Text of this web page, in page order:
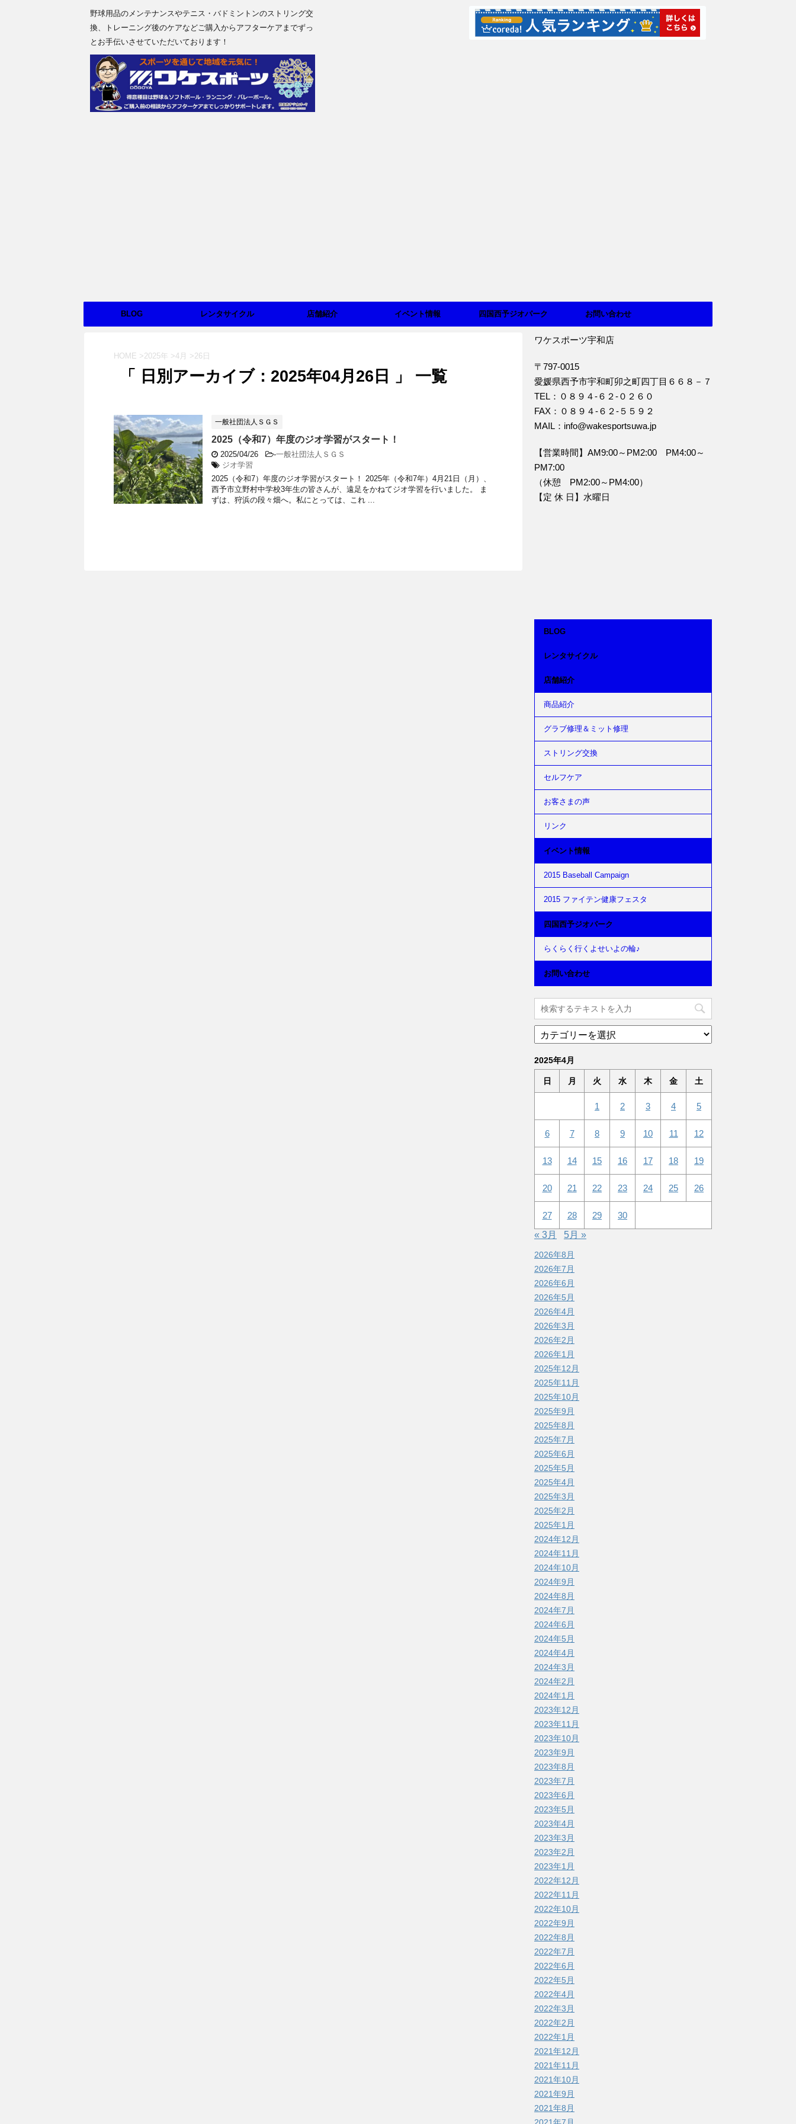
野球用品のメンテナンスやテニス・バドミントンのストリング交
換、トレーニング後のケアなどご購入からアフターケアまでずっ
とお手伝いさせていただいております！
BLOG レンタサイクル 店舗紹介 イベント情報 四国西予ジオパーク お問い合わせ
HOME >2025年 >4月 >26日
「 日別アーカイブ：2025年04月26日 」 一覧
一般社団法人ＳＧＳ
2025（令和7）年度のジオ学習がスタート！
2025/04/26 -一般社団法人ＳＧＳ
ジオ学習
2025（令和7）年度のジオ学習がスタート！ 2025年（令和7年）4月21日（月）、
西予市立野村中学校3年生の皆さんが、遠足をかねてジオ学習を行いました。 ま
ずは、狩浜の段々畑へ。私にとっては、これ ...
ワケスポーツ宇和店
〒797-0015
愛媛県西予市宇和町卯之町四丁目６６８－７
TEL：０８９４‐６２‐０２６０
FAX：０８９４‐６２‐５５９２
MAIL：info@wakesportsuwa.jp
【営業時間】AM9:00～PM2:00 PM4:00～
PM7:00
（休憩 PM2:00～PM4:00）
【定 休 日】水曜日
BLOG
レンタサイクル
店舗紹介
商品紹介
グラブ修理＆ミット修理
ストリング交換
セルフケア
お客さまの声
リンク
イベント情報
2015 Baseball Campaign
2015 ファイテン健康フェスタ
四国西予ジオパーク
らくらく行くよせいよの輪♪
お問い合わせ
2025年4月
日 月 火 水 木 金 土
1 2 3 4 5
6 7 8 9 10 11 12
13 14 15 16 17 18 19
20 21 22 23 24 25 26
27 28 29
30
« 3月
5月 »
2026年8月
2026年7月
2026年6月
2026年5月
2026年4月
2026年3月
2026年2月
2026年1月
2025年12月
2025年11月
2025年10月
2025年9月
2025年8月
2025年7月
2025年6月
2025年5月
2025年4月
2025年3月
2025年2月
2025年1月
2024年12月
2024年11月
2024年10月
2024年9月
2024年8月
2024年7月
2024年6月
2024年5月
2024年4月
2024年3月
2024年2月
2024年1月
2023年12月
2023年11月
2023年10月
2023年9月
2023年8月
2023年7月
2023年6月
2023年5月
2023年4月
2023年3月
2023年2月
2023年1月
2022年12月
2022年11月
2022年10月
2022年9月
2022年8月
2022年7月
2022年6月
2022年5月
2022年4月
2022年3月
2022年2月
2022年1月
2021年12月
2021年11月
2021年10月
2021年9月
2021年8月
2021年7月